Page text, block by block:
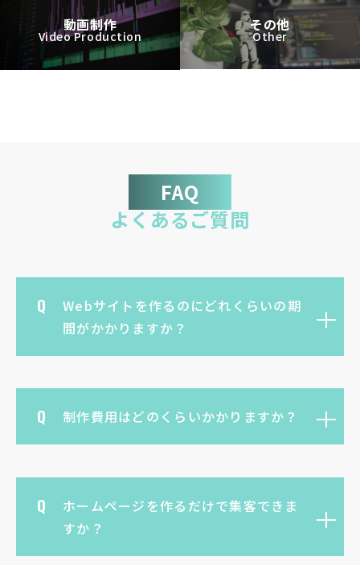
動画制作
Video Production
その他
Other
FAQ
よくあるご質問
Webサイトを作るのにどれくらいの期
間がかかりますか？
制作費用はどのくらいかかりますか？
ホームページを作るだけで集客できま
すか？